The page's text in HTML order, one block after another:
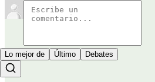
Lo mejor de Último Debates